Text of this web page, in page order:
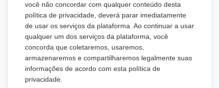
você não concordar com qualquer conteúdo desta
política de privacidade, deverá parar imediatamente
de usar os serviços da plataforma. Ao continuar a usar
qualquer um dos serviços da plataforma, você
concorda que coletaremos, usaremos,
armazenaremos e compartilharemos legalmente suas
informações de acordo com esta política de
privacidade.